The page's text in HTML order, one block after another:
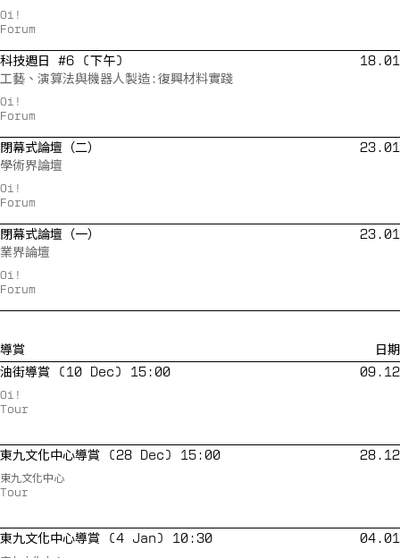
Oi!
Forum
科技週日 #6 (下午)
工藝、演算法與機器人製造:復興材料實踐
Oi!
Forum
18.01
閉幕式論壇（二）
學術界論壇
Oi!
Forum
23.01
閉幕式論壇（一）
業界論壇
Oi!
Forum
23.01
導賞
日期
油街導賞 (10 Dec) 15:00
Oi!
Tour
09.12
東九文化中心導賞 (28 Dec) 15:00
東九文化中心
Tour
28.12
東九文化中心導賞 (4 Jan) 10:30 04.01